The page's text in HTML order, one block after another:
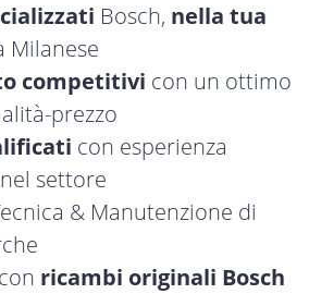
Bosch, nella tua
Milanese
competitivi con un ottimo
prezzo
con esperienza
settore
& Manutenzione di
ricambi originali Bosch